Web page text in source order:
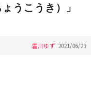
うこうき）」
雲川ゆず 2021/06/23